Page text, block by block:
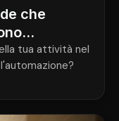
che
la
tua attività nel